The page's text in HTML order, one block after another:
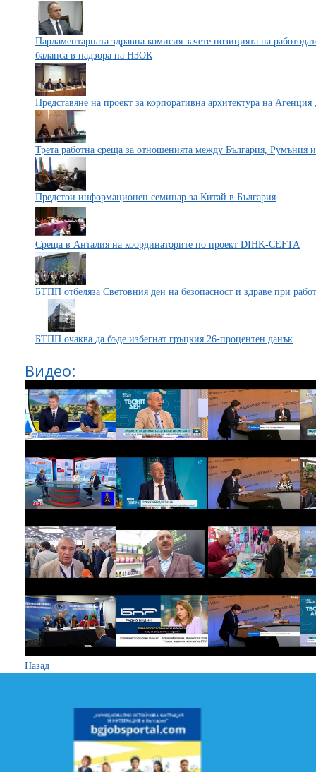
Парламентарната здравна комисия зачете позицията на
баланса в надзора на НЗОК
Представяне на проект за корпоративна архитектура на
Трета работна среща за отношенията между България, Румъния
Предстои информационен семинар за Китай в България
Среща в Анталия на координаторите по проект DIHK-CEFTA
БТПП отбеляза Световния ден на безопасност и здраве при
БТПП очаква да бъде избегнат гръцкия 26-процентен данък
Видео:
Назад